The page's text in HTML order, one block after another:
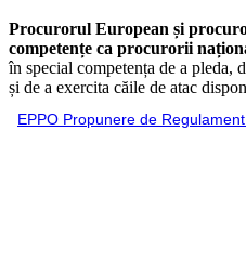
Procurorul European și
competențe ca procurorii
în special competența de a pleda,
și de a exercita căile de atac
EPPO Propunere de